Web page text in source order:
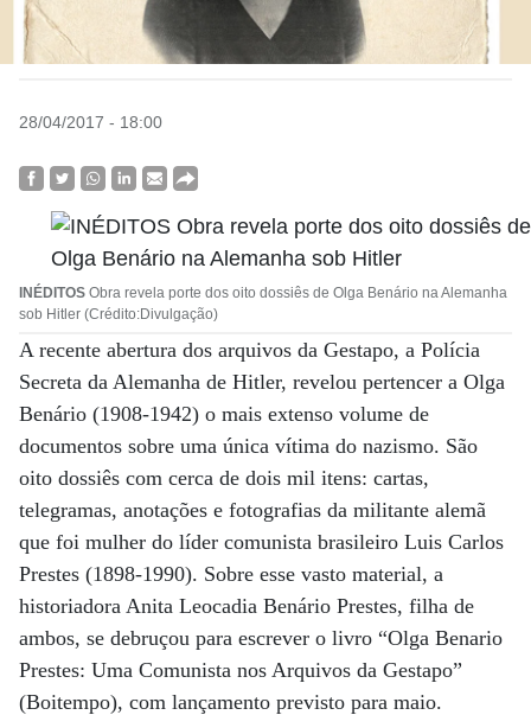
28/04/2017 - 18:00
INÉDITOS Obra revela porte dos oito dossiês de Olga Benário na Alemanha
sob Hitler (Crédito:Divulgação)
A recente abertura dos arquivos da Gestapo, a Polícia
Secreta da Alemanha de Hitler, revelou pertencer a Olga
Benário (1908-1942) o mais extenso volume de
documentos sobre uma única vítima do nazismo. São
oito dossiês com cerca de dois mil itens: cartas,
telegramas, anotações e fotografias da militante alemã
que foi mulher do líder comunista brasileiro Luis Carlos
Prestes (1898-1990). Sobre esse vasto material, a
historiadora Anita Leocadia Benário Prestes, filha de
ambos, se debruçou para escrever o livro “Olga Benario
Prestes: Uma Comunista nos Arquivos da Gestapo”
(Boitempo), com lançamento previsto para maio.